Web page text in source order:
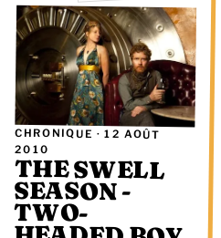
CHRONIQUE ·12 AOÛT
2010
THE SWELL
SEASON -
TWO-
HEADED BOY
(NEUTRAL